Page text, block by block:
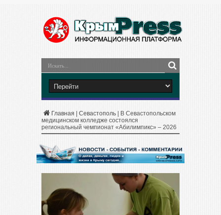
Главная Севастополь
В Севастопольском
медицинском колледже состоялся
региональный чемпионат «Абилимпикс» – 2026